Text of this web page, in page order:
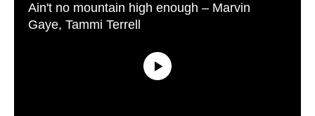
Ain't no mountain high enough – Marvin
Gaye, Tammi Terrell